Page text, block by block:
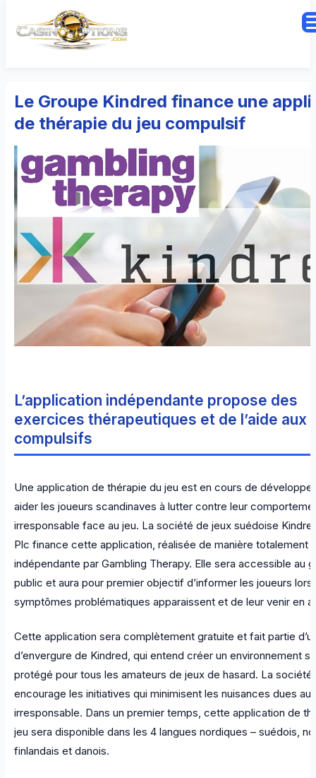
Le Groupe Kindred finance une
de thérapie du jeu compulsif
L’application indépendante propose des
exercices thérapeutiques et de l’aide aux
compulsifs
Une application de thérapie du jeu est en cours de
aider les joueurs scandinaves à lutter contre leur
irresponsable face au jeu. La société de jeux suédoise
Plc finance cette application, réalisée de manière totalement
indépendante par Gambling Therapy. Elle sera accessible au
public et aura pour premier objectif d’informer les joueurs
symptômes problématiques apparaissent et de leur venir en
Cette application sera complètement gratuite et fait partie
d’envergure de Kindred, qui entend créer un environnement
protégé pour tous les amateurs de jeux de hasard. La société
encourage les initiatives qui minimisent les nuisances dues au
irresponsable. Dans un premier temps, cette application de
jeu sera disponible dans les 4 langues nordiques – suédois,
finlandais et danois.